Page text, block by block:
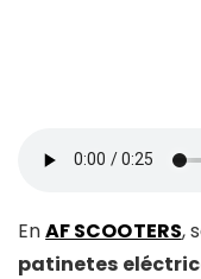
EnAF SCOOTERS,
patinetes